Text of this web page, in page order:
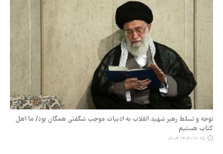
توجه و تسلط رهبر شهید انقلاب به ادبیات موجب شگفتی همگان بود/ ما اهل
کتاب هستیم
۱۴۰۴-۱۲-۲۵ ۰۶:۰۴